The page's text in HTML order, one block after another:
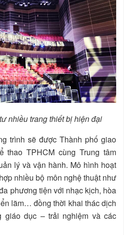
nhiều trang thiết bị hiện đại
trình sẽ được Thành phố giao
thao TPHCM cùng Trung tâm
lý và vận hành. Mô hình hoạt
nhiều bộ môn nghệ thuật như
phương tiện với nhạc kịch, hòa
lãm… đồng thời khai thác dịch
giáo dục – trải nghiệm và các